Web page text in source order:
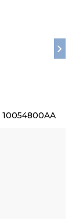
10054800AA